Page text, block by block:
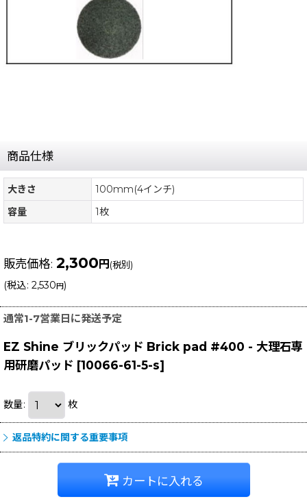
商品仕様
大きさ
100mm(4インチ)
容量
1枚
販売価格: 2,300 円 (税別)
(税込: 2,530 円)
通常1-7営業日に発送予定
EZ Shine ブリックパッド Brick pad #400 - 大理石専
用研磨パッド [10066-61-5-s]
数量: 枚
返品特約に関する重要事項
カートに入れる